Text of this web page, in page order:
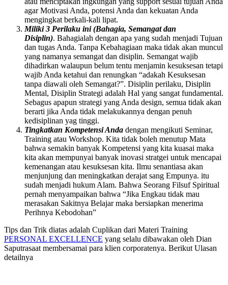
agar Motivasi Anda, potensi Anda dan kekuatan Anda
mengingkat berkali-kali lipat.
Miliki 3 Perilaku ini (Bahagia, Semangat dan
Disiplin). Bahagialah dengan apa yang sudah menjadi Tujuan
dan tugas Anda. Tanpa Kebahagiaan maka tidak akan muncul
yang namanya semangat dan disiplin. Semangat wajib
dihadirkan walaupun belum tentu menjamin kesuksesan tetapi
wajib Anda ketahui dan renungkan “adakah Kesuksesan
tanpa diawali oleh Semangat?”. Disiplin perilaku, Disiplin
Mental, Disiplin Strategi adalah Hal yang sangat fundamental.
Sebagus apapun strategi yang Anda design, semua tidak akan
berarti jika Anda tidak melakukannya dengan penuh
kedisiplinan yag tinggi.
Tingkatkan Kompetensi Anda dengan mengikuti Seminar,
Training atau Workshop. Kita tidak boleh menutup Mata
bahwa semakin banyak Kompetensi yang kita kuasai maka
kita akan mempunyai banyak inovasi stratgei untuk mencapai
kemenangan atau kesuksesan kita. Ilmu senantiasa akan
menjunjung dan meningkatkan derajat sang Empunya. itu
sudah menjadi hukum Alam. Bahwa Seorang Filsuf Spiritual
pernah menyampaikan bahwa “Jika Engkau tidak mau
merasakan Sakitnya Belajar maka bersiapkan menerima
Perihnya Kebodohan”
Tips dan Trik diatas adalah Cuplikan dari Materi Training
PERSONAL EXCELLENCE yang selalu dibawakan oleh Dian
Saputrasaat membersamai para klien corporatenya. Berikut Ulasan
detailnya